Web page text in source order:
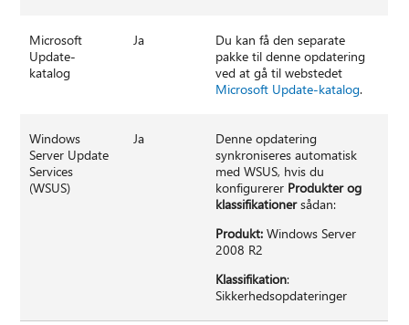
Microsoft
Update-
katalog
Ja
Du kan få den separate
pakke til denne opdatering
ved at gå til webstedet
Microsoft Update-katalog.
Windows
Server Update
Services
(WSUS)
Ja
Denne opdatering
synkroniseres automatisk
med WSUS, hvis du
konfigurerer Produkter og
klassifikationersådan:
Produkt: Windows Server
2008 R2
Klassifikation:
Sikkerhedsopdateringer